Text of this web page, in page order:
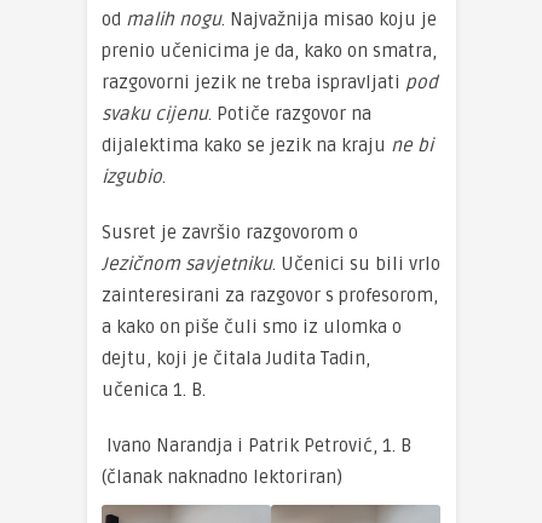
od malih nogu. Najvažnija misao koju je
prenio učenicima je da, kako on smatra,
razgovorni jezik ne treba ispravljati pod
svaku cijenu. Potiče razgovor na
dijalektima kako se jezik na kraju ne bi
izgubio.
Susret je završio razgovorom o
Jezičnom savjetniku. Učenici su bili vrlo
zainteresirani za razgovor s profesorom,
a kako on piše čuli smo iz ulomka o
dejtu, koji je čitala Judita Tadin,
učenica 1. B.
Ivano Narandja i Patrik Petrović, 1. B
(članak naknadno lektoriran)